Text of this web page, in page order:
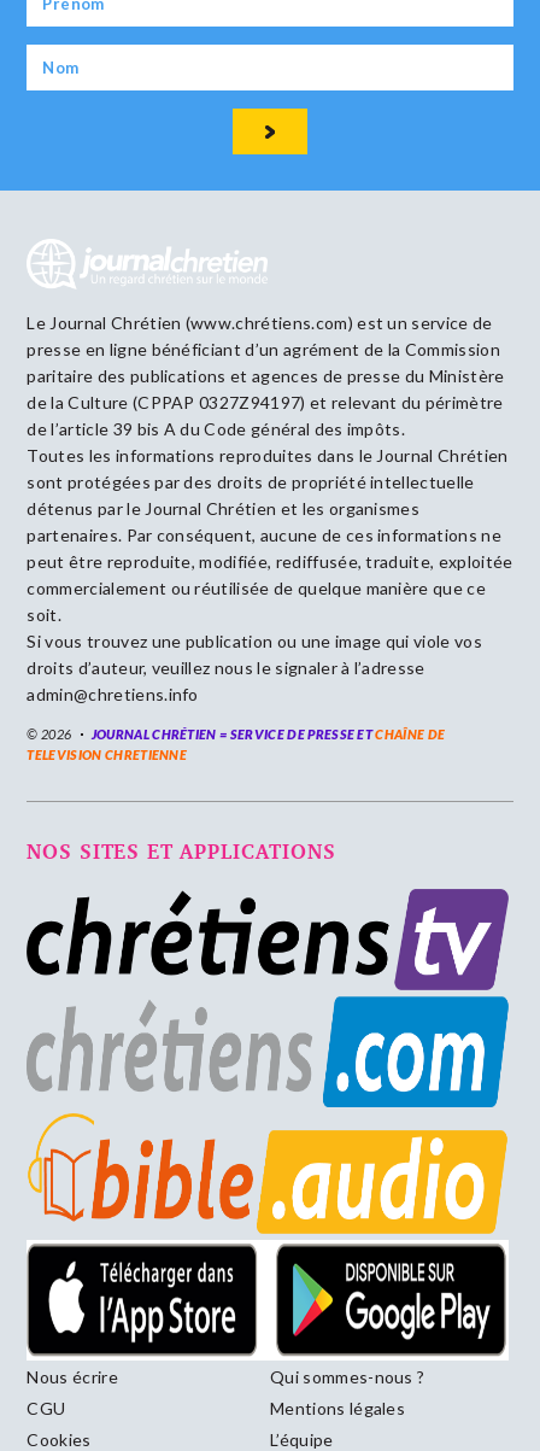
Le Journal Chrétien (www.chrétiens.com) est un service de
presse en ligne bénéficiant d’un agrément de la Commission
paritaire des publications et agences de presse du Ministère
de la Culture (CPPAP 0327Z94197) et relevant du périmètre
de l’article 39 bis A du Code général des impôts.
Toutes les informations reproduites dans le Journal Chrétien
sont protégées par des droits de propriété intellectuelle
détenus par le Journal Chrétien et les organismes
partenaires. Par conséquent, aucune de ces informations ne
peut être reproduite, modifiée, rediffusée, traduite, exploitée
commercialement ou réutilisée de quelque manière que ce
soit.
Si vous trouvez une publication ou une image qui viole vos
droits d’auteur, veuillez nous le signaler à l’adresse
admin@chretiens.info
© 2026 JOURNAL CHRÉTIEN = SERVICE DE PRESSE ETCHAÎNE DE
TELEVISION CHRETIENNE
NOS SITES ET APPLICATIONS
Nous écrire
Qui sommes-nous ?
CGU
Mentions légales
Cookies
L’équipe